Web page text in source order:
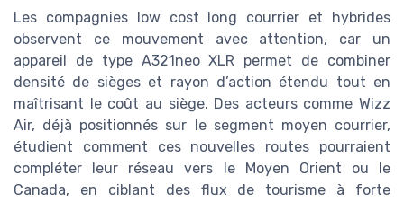
Les compagnies low cost long courrier et hybrides
observent ce mouvement avec attention, car un
appareil de type A321neo XLR permet de combiner
densité de sièges et rayon d’action étendu tout en
maîtrisant le coût au siège. Des acteurs comme Wizz
Air, déjà positionnés sur le segment moyen courrier,
étudient comment ces nouvelles routes pourraient
compléter leur réseau vers le Moyen Orient ou le
Canada, en ciblant des flux de tourisme à forte